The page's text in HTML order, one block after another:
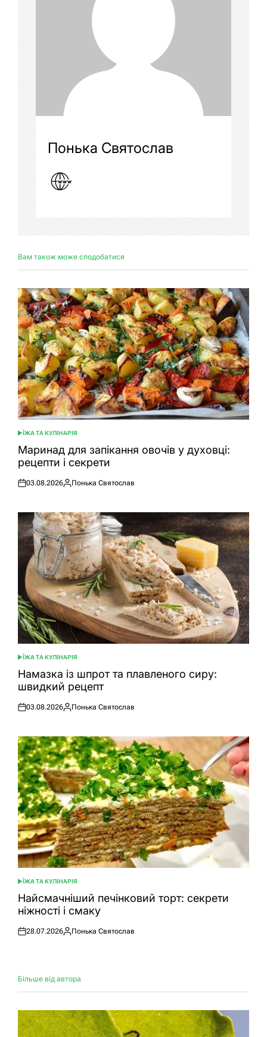
Понька Святослав
Вам також може сподобатися
ОПУБЛІКУВАТИ
У
ЇЖА ТА КУЛІНАРІЯ
Маринад для запікання овочів у духовці:
рецепти і секрети
Оприлюднено
03.08.2026
Опубліковано
Понька Святослав
ОПУБЛІКУВАТИ
У
ЇЖА ТА КУЛІНАРІЯ
Намазка із шпрот та плавленого сиру:
швидкий рецепт
Оприлюднено
03.08.2026
Опубліковано
Понька Святослав
ОПУБЛІКУВАТИ
У
ЇЖА ТА КУЛІНАРІЯ
Найсмачніший печінковий торт: секрети
ніжності і смаку
Оприлюднено
28.07.2026
Опубліковано
Понька Святослав
Більше від автора